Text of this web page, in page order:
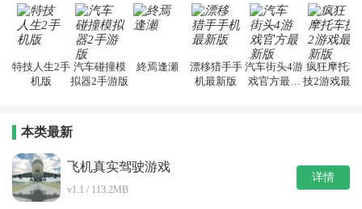
版
特技人生2手
机版
汽车碰撞模
拟器2手游版
終焉逢瀬
漂移猎手手
机最新版
汽车街头4游
戏官方最新
疯狂摩托车
技2游戏最新
本类最新
飞机真实驾驶游戏
v1.1 / 113.2MB
详情